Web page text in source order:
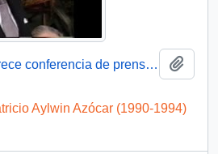
Presidente Aylwin ofrece conferencia de prensa en Nueva Zelanda: video
Aylwin Azócar (1990-1994)